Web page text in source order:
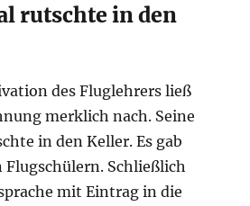
rutschte in den
des Fluglehrers ließ
merklich nach. Seine
in den Keller. Es gab
Flugschülern. Schließlich
mit Eintrag in die